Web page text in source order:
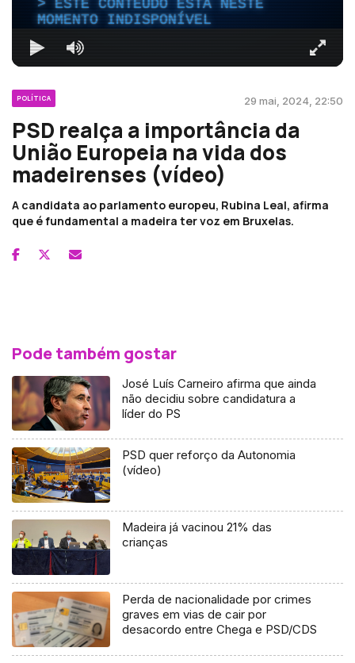
ESTE CONTEÚDO ESTÁ NESTE
MOMENTO INDISPONÍVEL
POLÍTICA 29 mai, 2024, 22:50
PSD realça a importância da
União Europeia na vida dos
madeirenses (vídeo)
A candidata ao parlamento europeu, Rubina Leal, afirma
que é fundamental a madeira ter voz em Bruxelas.
Pode também gostar
José Luís Carneiro afirma que ainda
não decidiu sobre candidatura a
líder do PS
PSD quer reforço da Autonomia
(vídeo)
Madeira já vacinou 21% das
crianças
Perda de nacionalidade por crimes
graves em vias de cair por
desacordo entre Chega e PSD/CDS